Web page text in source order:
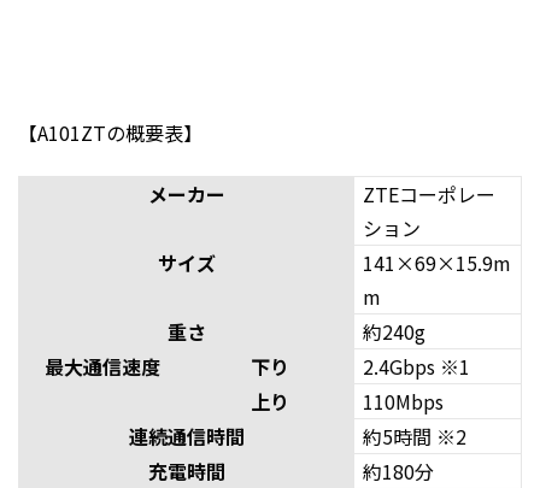
【A101ZTの概要表】
メーカー
ZTEコーポレー
ション
サイズ
141×69×15.9m
m
重さ
約240g
最大通信速度
下り
2.4Gbps ※1
上り
110Mbps
連続通信時間
約5時間 ※2
充電時間
約180分